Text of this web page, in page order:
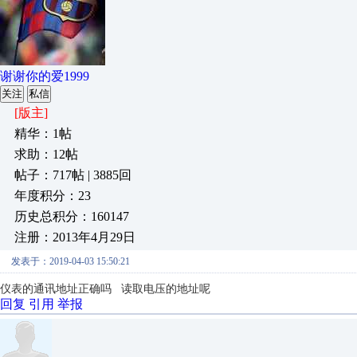
谢谢你的爱1999
关注 私信
[版主]
精华：1帖
求助：12帖
帖子：717帖 | 3885回
年度积分：23
历史总积分：160147
注册：2013年4月29日
发表于：2019-04-03 15:50:21
仪表的通讯地址正确吗 读取电压的地址呢
回复 引用 举报